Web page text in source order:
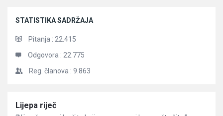
STATISTIKA SADRŽAJA
Pitanja : 22.415
Odgovora : 22.775
Reg. članova : 9.863
Članci
Lijepa riječ